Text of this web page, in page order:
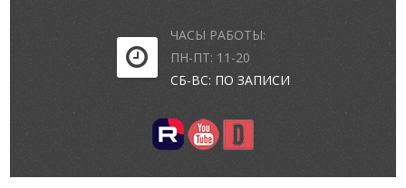
ЧАСЫ РАБОТЫ:
ПН-ПТ: 11-20
СБ-ВС: ПО ЗАПИСИ